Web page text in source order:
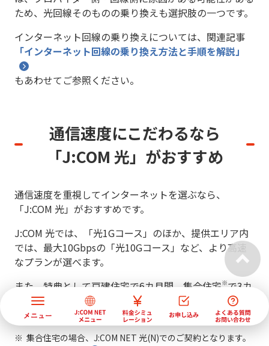
ため、光回線そのものの乗り換えも選択肢の一つです。
インターネット回線の乗り換えについては、 関連記事
「インターネット回線の乗り換え方法と手順を解説」
もあわせてご参照ください。
通信速度にこだわるなら
「J:COM 光」がおすすめ
通信速度を重視してインターネットを選ぶなら、
「J:COM 光」がおすすめです。
J:COM 光では、「光1Gコース」のほか、提供エリア内
では、最大10Gbpsの「光10Gコース」など、より高速
なプランが選べます。
また、特典として戸建住宅で6カ月間、集合住宅※で3カ
月の割引やキャッシュバックもあり、お得に光回線の利
用をはじめられます。
集合住宅の場合、J:COM NET 光(N)でのご契約となります。